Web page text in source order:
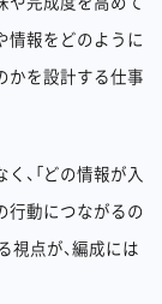
情報をどのように
かを設計する仕事
、「どの情報が入
行動につながるの
視点が、編成には